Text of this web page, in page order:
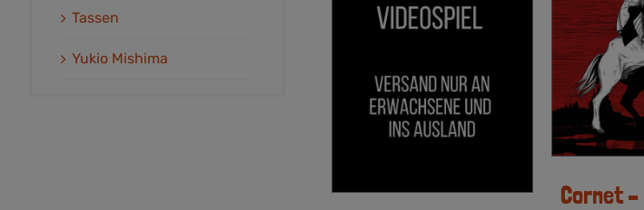
Cornet –
Tassen
Yukio Mishima